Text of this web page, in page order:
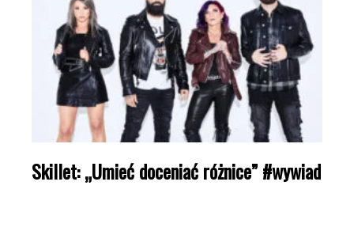
Skillet: „Umieć doceniać różnice” #wywiad